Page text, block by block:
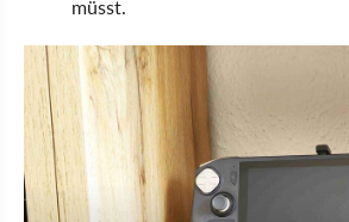
müsst.